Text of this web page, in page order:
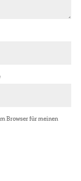
Browser für meinen